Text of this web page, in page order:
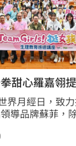
」離家百天
肉粽」碰音樂
回顧蔡英文新
2分好投 兄
最猛？18檔台
月經日 跆拳甜心羅
界月經日，致
導品牌蘇菲，
畫」持續深耕